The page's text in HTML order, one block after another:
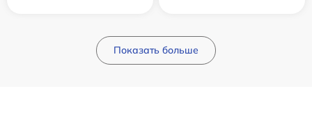
Показать больше